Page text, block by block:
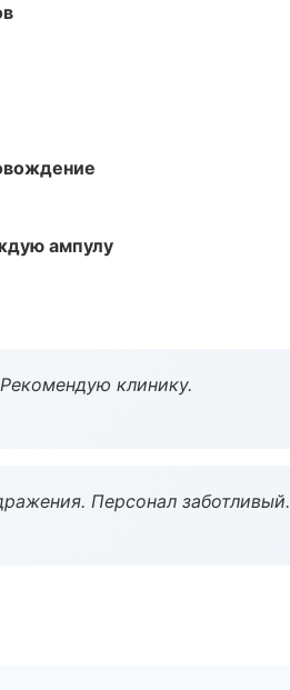
ампулу
клинику.
Персонал заботливый.